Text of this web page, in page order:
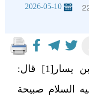
2026-05-10
يسار [1]
قال:
السلام صبيحة